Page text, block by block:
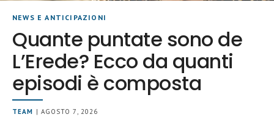
NEWS E ANTICIPAZIONI
Quante puntate sono de
L’Erede? Ecco da quanti
episodi è composta
TEAM | AGOSTO 7, 2026